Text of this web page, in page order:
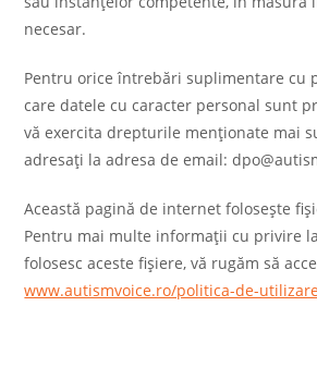
necesar.
Pentru orice întrebări suplimentare cu
care datele cu caracter personal sunt
vă exercita drepturile menționate mai
adresați la adresa de email:
Această pagină de internet folosește
Pentru mai multe informații cu privire
folosesc aceste fișiere, vă rugăm să
www.autismvoice.ro/politica-de-